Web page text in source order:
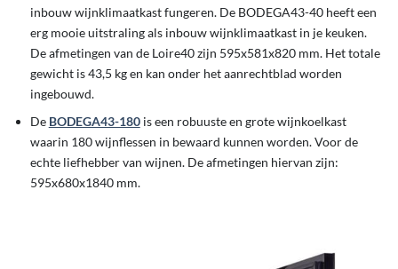
inbouw wijnklimaatkast fungeren. De BODEGA43-40 heeft een
erg mooie uitstraling als inbouw wijnklimaatkast in je keuken.
De afmetingen van de Loire40 zijn 595x581x820 mm. Het totale
gewicht is 43,5 kg en kan onder het aanrechtblad worden
ingebouwd.
De BODEGA43-180is een robuuste en grote wijnkoelkast
waarin 180 wijnflessen in bewaard kunnen worden. Voor de
echte liefhebber van wijnen. De afmetingen hiervan zijn:
595x680x1840 mm.